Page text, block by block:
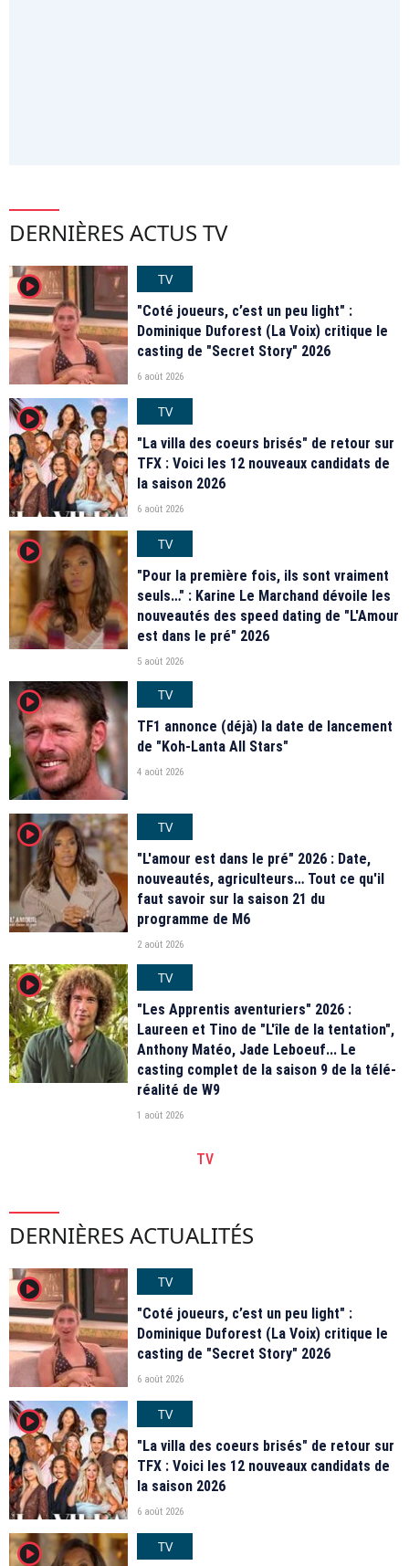
DERNIÈRES ACTUS TV
player2
TV
"Coté joueurs, c’est un peu light" :
Dominique Duforest (La Voix) critique le
casting de "Secret Story" 2026
6 août 2026
player2
TV
"La villa des coeurs brisés" de retour sur
TFX : Voici les 12 nouveaux candidats de
la saison 2026
6 août 2026
player2
TV
"Pour la première fois, ils sont vraiment
seuls…" : Karine Le Marchand dévoile les
nouveautés des speed dating de "L'Amour
est dans le pré" 2026
5 août 2026
player2
TV
TF1 annonce (déjà) la date de lancement
de "Koh-Lanta All Stars"
4 août 2026
player2
TV
"L'amour est dans le pré" 2026 : Date,
nouveautés, agriculteurs… Tout ce qu'il
faut savoir sur la saison 21 du
programme de M6
2 août 2026
player2
TV
"Les Apprentis aventuriers" 2026 :
Laureen et Tino de "L'île de la tentation",
Anthony Matéo, Jade Leboeuf... Le
casting complet de la saison 9 de la télé-
réalité de W9
1 août 2026
TV
DERNIÈRES ACTUALITÉS
player2
TV
"Coté joueurs, c’est un peu light" :
Dominique Duforest (La Voix) critique le
casting de "Secret Story" 2026
6 août 2026
player2
TV
"La villa des coeurs brisés" de retour sur
TFX : Voici les 12 nouveaux candidats de
la saison 2026
6 août 2026
player2
TV